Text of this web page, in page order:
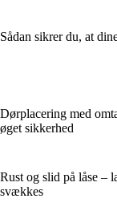
Sådan sikrer du, at
Dørplacering med
øget sikkerhed
Rust og slid på låse –
svækkes